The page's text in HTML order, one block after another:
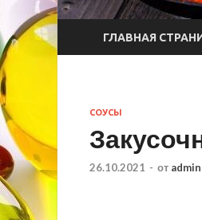
ГЛАВНАЯ
СОУСЫ
26.10.2021 - от admin